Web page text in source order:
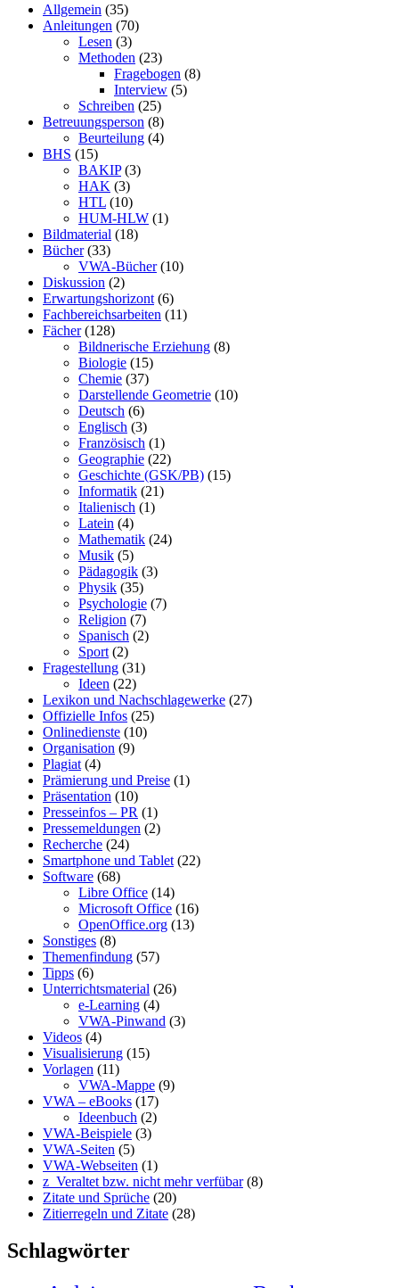
Allgemein (35)
Anleitungen (70)
Lesen (3)
Methoden (23)
Fragebogen (8)
Interview (5)
Schreiben (25)
Betreuungsperson (8)
Beurteilung (4)
BHS (15)
BAKIP(3)
HAK (3)
HTL (10)
HUM-HLW (1)
Bildmaterial (18)
Bücher(33)
VWA-Bücher(10)
Diskussion (2)
Erwartungshorizont (6)
Fachbereichsarbeiten (11)
Fächer(128)
Bildnerische Erziehung (8)
Biologie (15)
Chemie (37)
Darstellende Geometrie (10)
Deutsch (6)
Englisch (3)
Französisch (1)
Geographie (22)
Geschichte (GSK/PB) (15)
Informatik (21)
Italienisch (1)
Latein (4)
Mathematik (24)
Musik (5)
Pädagogik (3)
Physik (35)
Psychologie (7)
Religion (7)
Spanisch (2)
Sport (2)
Fragestellung (31)
Ideen (22)
Lexikon und Nachschlagewerke (27)
Offizielle Infos (25)
Onlinedienste (10)
Organisation (9)
Plagiat (4)
Prämierung und Preise (1)
Präsentation (10)
Presseinfos – PR (1)
Pressemeldungen (2)
Recherche (24)
Smartphone und Tablet (22)
Software (68)
Libre Office (14)
Microsoft Office (16)
OpenOffice.org (13)
Sonstiges (8)
Themenfindung (57)
Tipps (6)
Unterrichtsmaterial (26)
e-Learning (4)
VWA-Pinwand (3)
Videos (4)
Visualisierung (15)
Vorlagen (11)
VWA-Mappe (9)
VWA – eBooks (17)
Ideenbuch (2)
VWA-Beispiele (3)
VWA-Seiten (5)
VWA-Webseiten (1)
z_Veraltet bzw. nicht mehr verfübar(8)
Zitate und Sprüche (20)
Zitierregeln und Zitate (28)
Schlagwörter